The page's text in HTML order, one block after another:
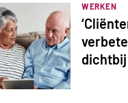
WERKEN
dichtbij